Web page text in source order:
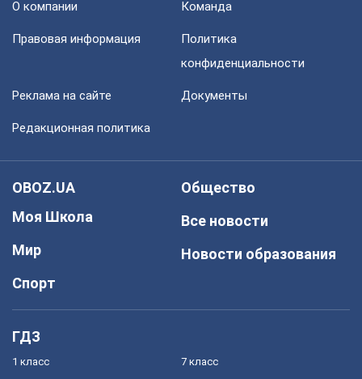
О компании Команда
Правовая информация
Политика
конфиденциальности
Реклама на сайте Документы
Редакционная политика
OBOZ.UA
Моя Школа
Мир
Спорт
Общество
Все новости
Новости образования
ГДЗ
1 класс 7 класс